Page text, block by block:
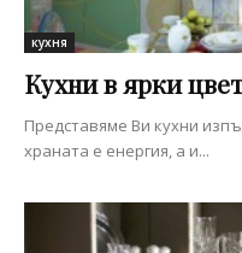
кухня
Кухни в ярки
Представяме Ви кухни
храната е енергия, а и...